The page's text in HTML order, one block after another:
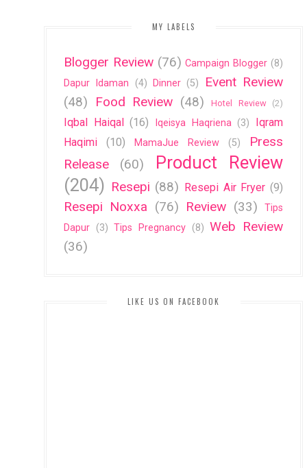
MY LABELS
Blogger Review (76) Campaign Blogger (8)
Dapur Idaman
(4) Dinner (5)
Event Review
(48)
Food Review (48) Hotel Review (2)
Iqbal Haiqal (16) Iqeisya Haqriena (3)
Iqram
Haqimi
(10) MamaJue Review (5)
Press
Release
(60)
Product Review
(204) Resepi (88) Resepi Air Fryer (9)
Resepi Noxxa (76) Review (33)
Tips
Dapur (3) Tips Pregnancy (8) Web Review
(36)
LIKE US ON FACEBOOK